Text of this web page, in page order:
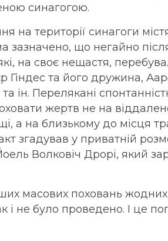
синагогою.
на території синагоги
зазначено, що негайно
на своє нещастя,
Гіндес та його дружина,
ін. Перелякані
жертв не на
а на близькому до місця
згадував у приватній
Волковіч Дрорі, який
масових поховань
і не було проведено. І це